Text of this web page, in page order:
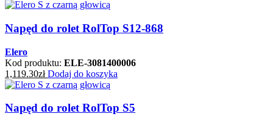
Napęd do rolet RolTop S12-868
Elero
Kod produktu: ELE-3081400006
1,119.30zł Dodaj do koszyka
Napęd do rolet RolTop S5